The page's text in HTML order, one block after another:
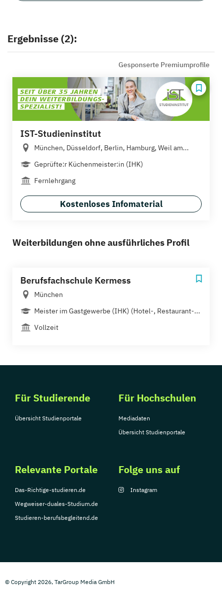
Ergebnisse (2):
Gesponserte Premiumprofile
IST-Studieninstitut
München, Düsseldorf, Berlin, Hamburg, Weil am...
Geprüfte:r Küchenmeister:in (IHK)
Fernlehrgang
Kostenloses Infomaterial
Weiterbildungen ohne ausführliches Profil
Berufsfachschule Kermess
München
Meister im Gastgewerbe (IHK) (Hotel-, Restaurant-...
Vollzeit
Für Studierende
Übersicht Studienportale
Für Hochschulen
Mediadaten
Übersicht Studienportale
Relevante Portale
Das-Richtige-studieren.de
Wegweiser-duales-Studium.de
Studieren-berufsbegleitend.de
Folge uns auf
Instagram
© Copyright 2026, TarGroup Media GmbH